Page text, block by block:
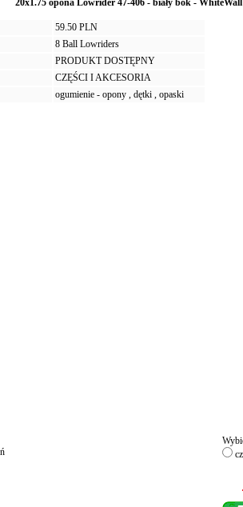
20x1.75 opona Lowrider 47-406 - biały bok -
59.50 PLN
8 Ball Lowriders
PRODUKT DOSTĘPNY
CZĘŚCI I AKCESORIA
ogumienie - opony , dętki , opaski